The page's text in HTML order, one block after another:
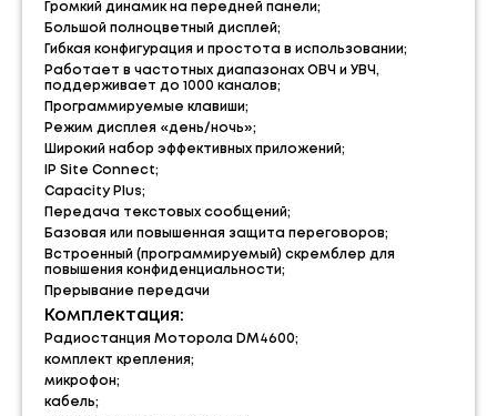
Громкий динамик на передней панели;
Большой полноцветный дисплей;
Гибкая конфигурация и простота в использовании;
Работает в частотных диапазонах ОВЧ и УВЧ,
поддерживает до 1000 каналов;
Программируемые клавиши;
Режим дисплея «день/ночь»;
Широкий набор эффективных приложений;
IP Site Connect;
Capacity Plus;
Передача текстовых сообщений;
Базовая или повышенная защита переговоров;
Встроенный (программируемый) скремблер для
повышения конфиденциальности;
Прерывание передачи
Комплектация:
Радиостанция Моторола DM4600;
комплект крепления;
микрофон;
кабель;